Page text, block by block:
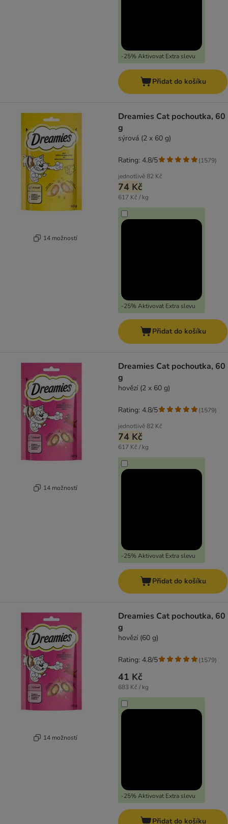
-25% Aktivovat Extra slevu
Přidat do košíku
14 možností
Dreamies Cat pochoutka, 60
g
sýrová (2 x 60 g)
jednotlivě82 Kč
74 Kč
617 Kč / kg
-25% Aktivovat Extra slevu
Rating: 4.8/5 (1579)
Přidat do košíku
14 možností
Dreamies Cat pochoutka, 60
g
hovězí (2 x 60 g)
jednotlivě82 Kč
74 Kč
617 Kč / kg
-25% Aktivovat Extra slevu
Rating: 4.8/5 (1579)
Přidat do košíku
14 možností
Dreamies Cat pochoutka, 60
g
hovězí (60 g)
41 Kč
683 Kč / kg
-25% Aktivovat Extra slevu
Rating: 4.8/5 (1579)
Přidat do košíku